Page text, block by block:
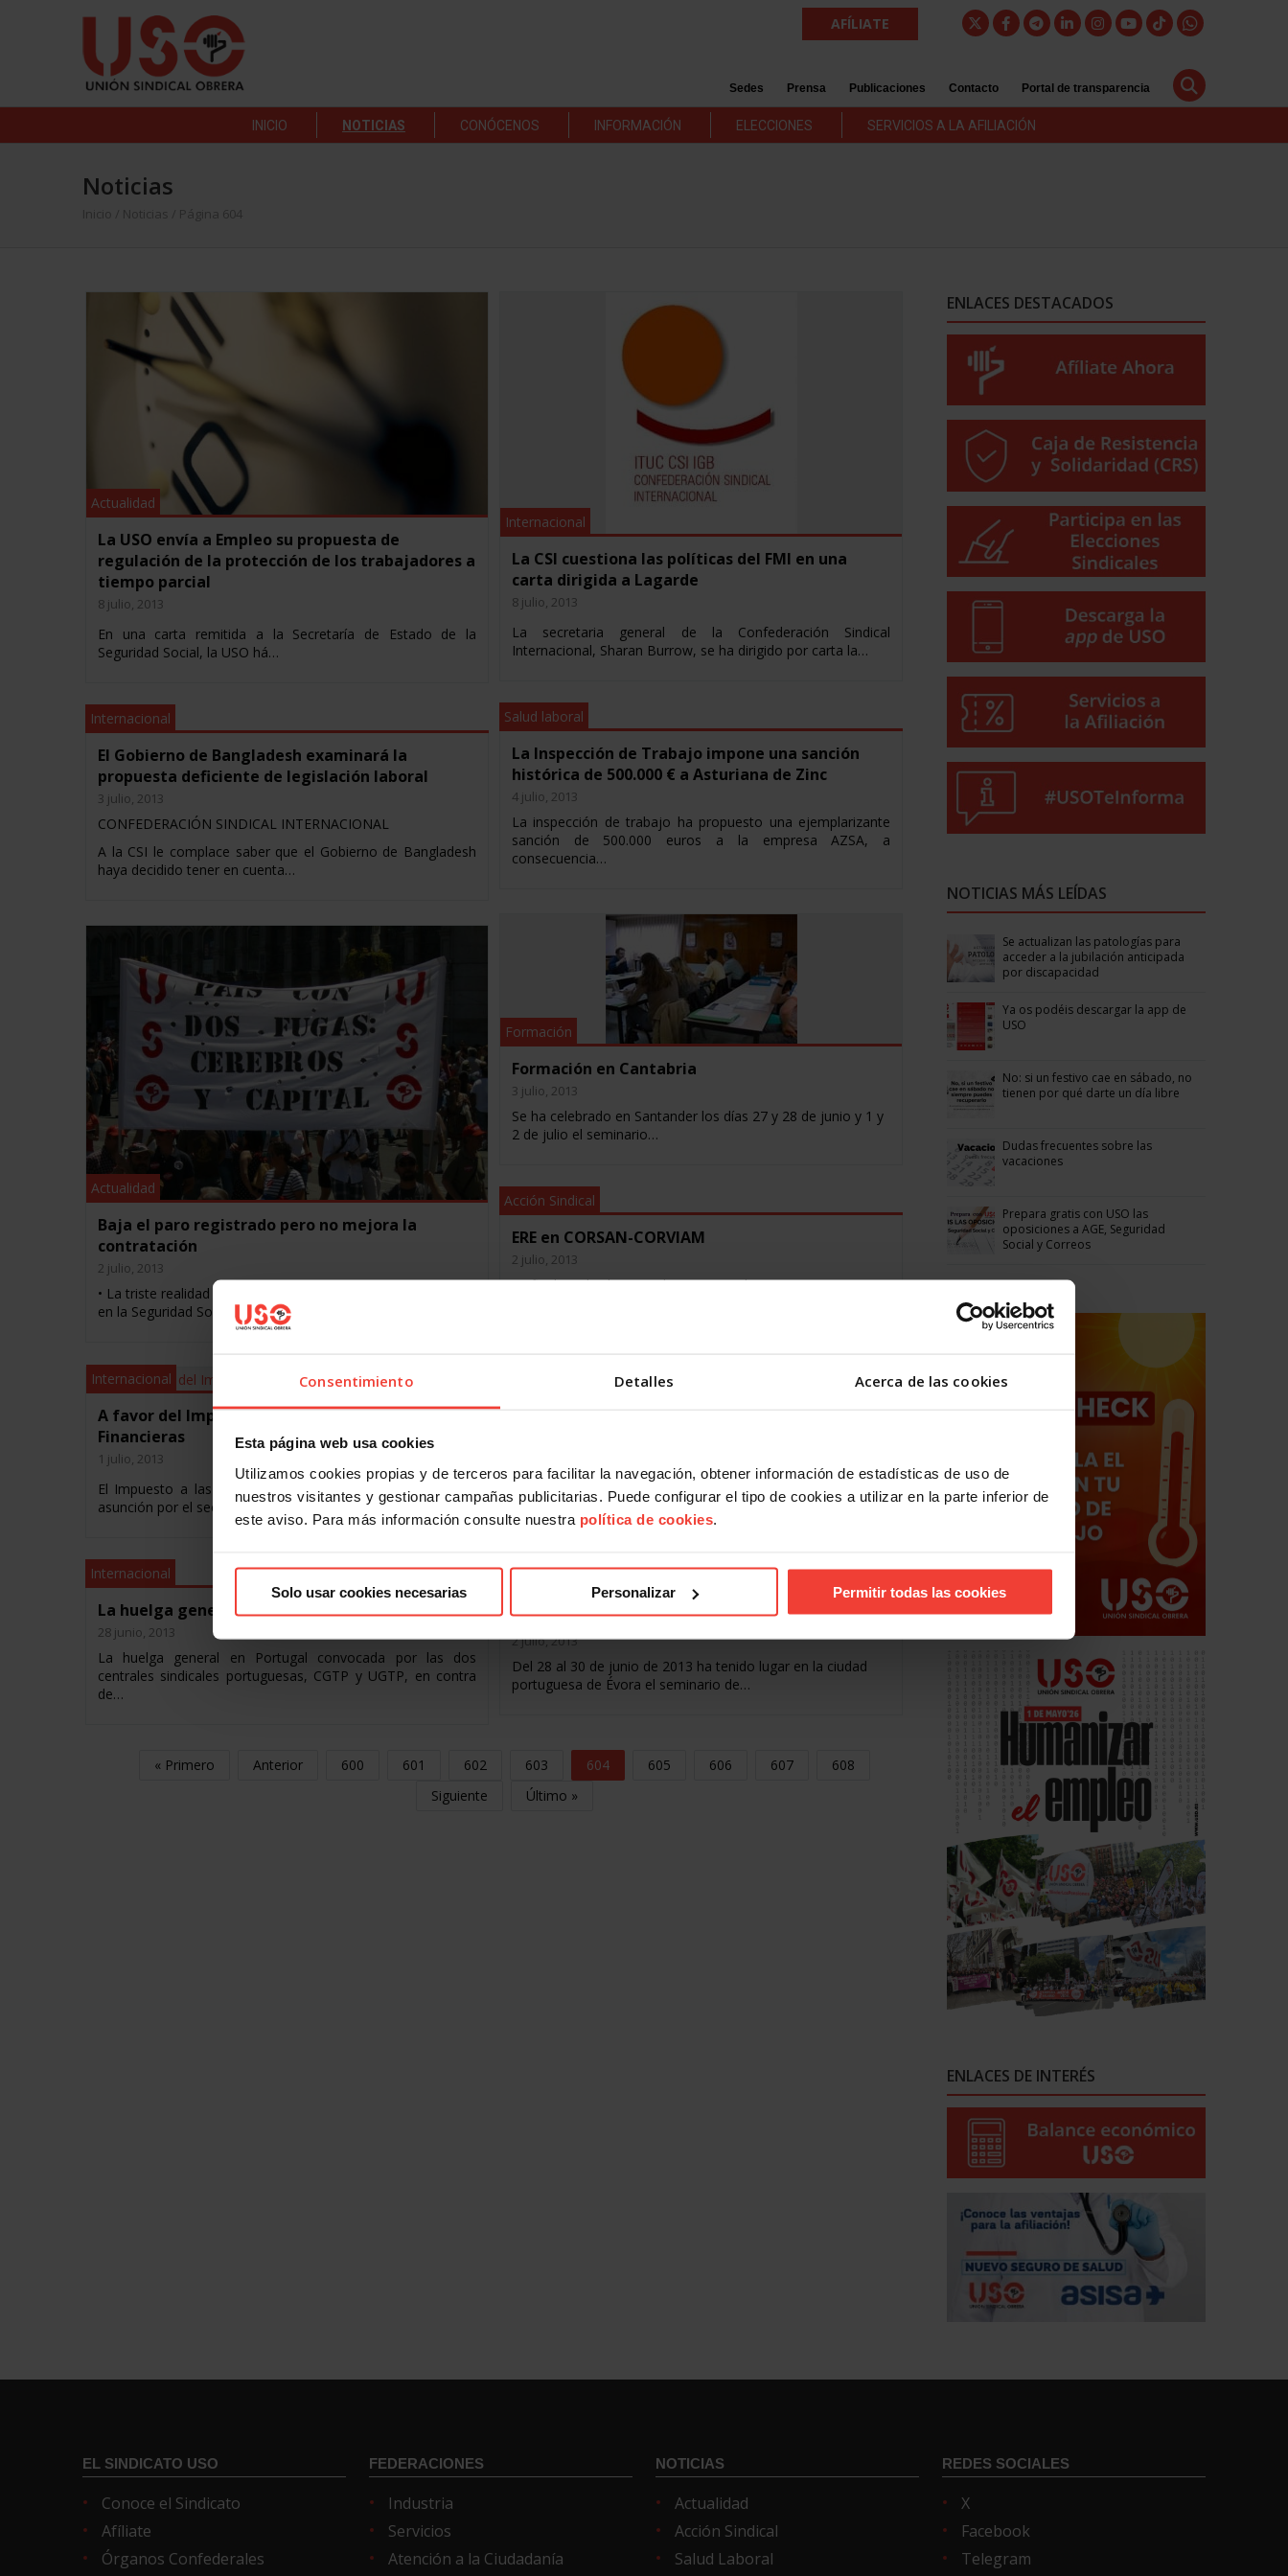
Consentimiento Detalles Acerca de las cookies
Esta página web usa cookies
Utilizamos cookies propias y de terceros para facilitar la navegación, obtener información de estadísticas de uso de
nuestros visitantes y gestionar campañas publicitarias. Puede configurar el tipo de cookies a utilizar en la parte inferior de
este aviso. Para más información consulte nuestra política de cookies.
Solo usar cookies necesarias Personalizar Permitir todas las cookies
AFÍLIATE
Sedes Prensa Publicaciones Contacto Portal de transparencia
INICIO NOTICIAS CONÓCENOS INFORMACIÓN ELECCIONES SERVICIOS A LA AFILIACIÓN
Noticias
Inicio Noticias / Página 604
Actualidad
La USO envía a Empleo su propuesta de
regulación de la protección de los trabajadores a
tiempo parcial
8 julio, 2013
En una carta remitida a la Secretaría de Estado de la
Seguridad Social, la USO há…
Internacional
La CSI cuestiona las políticas del FMI en una
carta dirigida a Lagarde
8 julio, 2013
La secretaria general de la Confederación Sindical
Internacional, Sharan Burrow, se ha dirigido por carta la…
Salud laboral
La Inspección de Trabajo impone una sanción
histórica de 500.000 € a Asturiana de Zinc
4 julio, 2013
La inspección de trabajo ha propuesto una ejemplarizante
sanción de 500.000 euros a la empresa AZSA, a
consecuencia…
Internacional
El Gobierno de Bangladesh examinará la
propuesta deficiente de legislación laboral
3 julio, 2013
CONFEDERACIÓN SINDICAL INTERNACIONAL
A la CSI le complace saber que el Gobierno de Bangladesh
haya decidido tener en cuenta…
Formación
Formación en Cantabria
3 julio, 2013
Se ha celebrado en Santander los días 27 y 28 de junio y 1 y
2 de julio el seminario…
Actualidad
Baja el paro registrado pero no mejora la
contratación
2 julio, 2013
• La triste realidad es que ha caído el número de asalariados
en la Seguridad Social en 16.021 personas. •…
Acción Sindical
ERE en CORSAN-CORVIAM
2 julio, 2013
A finales de la pasada semana la empresa CORSAN-
USO participa en el Seminario Internacional de
EZA en Évora (Portugal)
2 julio, 2013
Del 28 al 30 de junio de 2013 ha tenido lugar en la ciudad
portuguesa de Évora el seminario de…
Internacional
A favor del Impuesto a las Transacciones
Financieras
1 julio, 2013
El Impuesto a las Transacciones Financieras, que busca la
asunción por el sector financiero de los…
Internacional
La huelga general en Portugal apoyada por USO
28 junio, 2013
La huelga general en Portugal convocada por las dos
centrales sindicales portuguesas, CGTP y UGTP, en contra
de…
« Primero Anterior 600 601 602 603 604 605 606 607
608
Siguiente
Último »
ENLACES DESTACADOS
NOTICIAS MÁS LEÍDAS
Se actualizan las patologías para
acceder a la jubilación anticipada
por discapacidad
Ya os podéis descargar la app de
USO
No: si un festivo cae en sábado, no
tienen por qué darte un día libre
Dudas frecuentes sobre las
vacaciones
Prepara gratis con USO las
oposiciones a AGE, Seguridad
Social y Correos
ENLACES DE INTERÉS
EL SINDICATO USO
Conoce el Sindicato
Afíliate
Órganos Confederales
FEDERACIONES
Industria
Servicios
Atención a la Ciudadanía
NOTICIAS
Actualidad
Acción Sindical
Salud Laboral
REDES SOCIALES
X
Facebook
Telegram